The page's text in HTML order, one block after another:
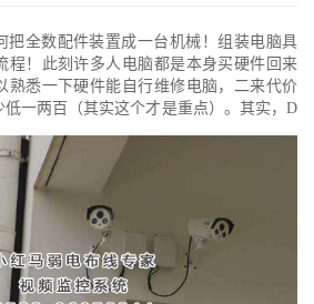
把全数配件装置成一台机械！组装电脑具
程！此刻许多人电脑都是本身买硬件回来
熟悉一下硬件能自行维修电脑，二来代价
低一两百（其实这个才是重点）。其实，D